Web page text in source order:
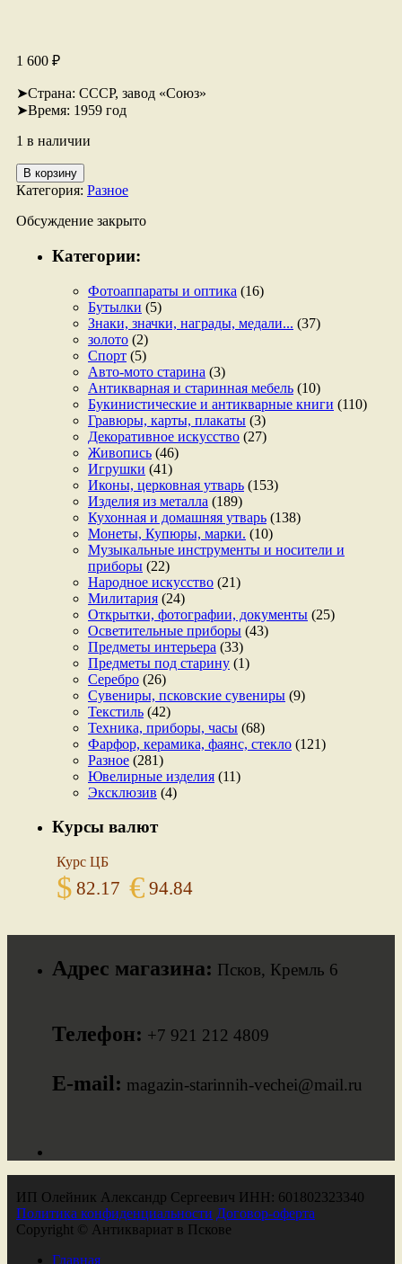
1 600 ₽
➤Страна: СССР, завод «Союз»
➤Время: 1959 год
1 в наличии
Количество
товара
Настольная
ручка
В корзину
Категория: Разное
Обсуждение закрыто
Категории:
Фотоаппараты и оптика (16)
Бутылки (5)
Знаки, значки, награды, медали... (37)
золото (2)
Спорт (5)
Авто-мото старина (3)
Антикварная и старинная мебель (10)
Букинистические и антикварные книги (110)
Гравюры, карты, плакаты (3)
Декоративное искусство (27)
Живопись (46)
Игрушки (41)
Иконы, церковная утварь (153)
Изделия из металла (189)
Кухонная и домашняя утварь (138)
Монеты, Купюры, марки. (10)
Музыкальные инструменты и носители и
приборы (22)
Народное искусство (21)
Милитария (24)
Открытки, фотографии, документы (25)
Осветительные приборы (43)
Предметы интерьера (33)
Предметы под старину (1)
Серебро (26)
Сувениры, псковские сувениры (9)
Текстиль (42)
Техника, приборы, часы (68)
Фарфор, керамика, фаянс, стекло (121)
Разное (281)
Ювелирные изделия (11)
Эксклюзив (4)
Курсы валют
Курс ЦБ
$ 82.17 € 94.84
Адрес магазина: Псков, Кремль 6
Телефон: +7 921 212 4809
E-mail: magazin-starinnih-vechei@mail.ru
ИП Олейник Александр Сергеевич ИНН: 601802323340
Политика конфиденциальности Договор-оферта
Copyright © Антиквариат в Пскове
Главная